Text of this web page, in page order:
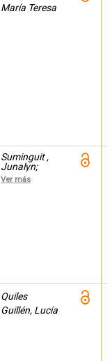
María Teresa
Suminguit ,
Junalyn;
Tagare,
Ruben Jr;
Ver más
Quiles
Guillén, Lucía